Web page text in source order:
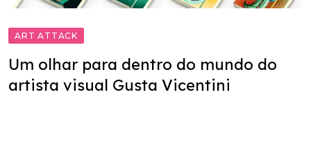
ART ATTACK
Um olhar para dentro do mundo do
artista visual Gusta Vicentini